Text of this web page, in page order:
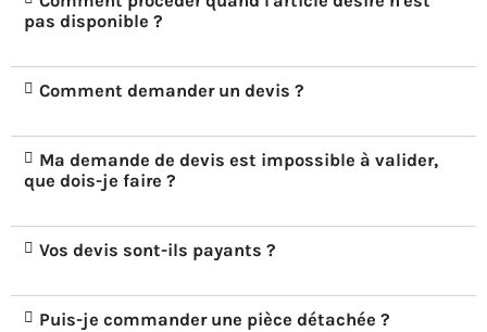
pas disponible ?
Comment demander un devis ?
Ma demande de devis est impossible à valider,
que dois-je faire ?
Vos devis sont-ils payants ?
Puis-je commander une pièce détachée ?